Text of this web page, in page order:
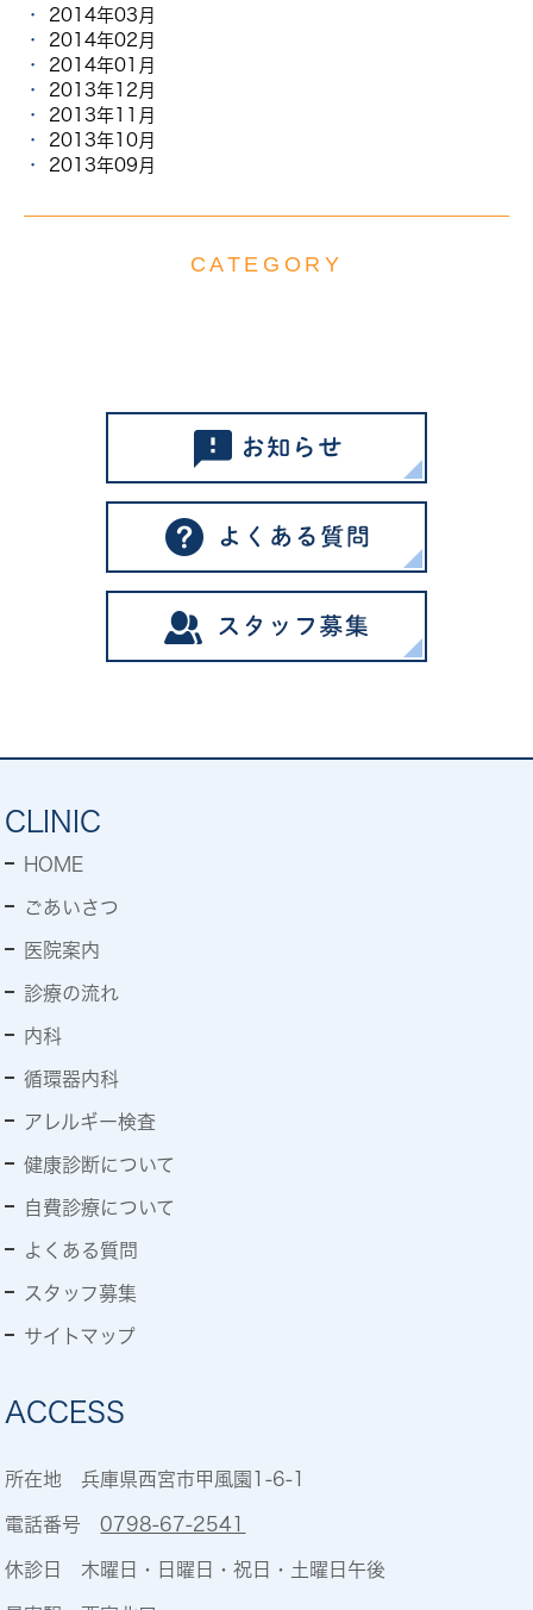
2014年03月
2014年02月
2014年01月
2013年12月
2013年11月
2013年10月
2013年09月
CATEGORY
CLINIC
HOME
ごあいさつ
医院案内
診療の流れ
内科
循環器内科
アレルギー検査
健康診断について
自費診療について
よくある質問
スタッフ募集
サイトマップ
ACCESS
所在地 兵庫県西宮市甲風園1-6-1
電話番号0798-67-2541
休診日 木曜日・日曜日・祝日・土曜日午後